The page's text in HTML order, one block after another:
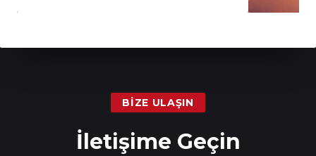
BIZE ULAŞIN
İletişime Geçin